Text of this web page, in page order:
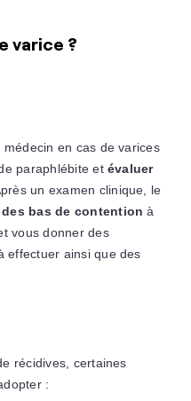
varice ?
en cas de varices
paraphlébite et évaluer
un examen clinique, le
des bas de contention à
vous donner des
effectuer ainsi que des
récidives, certaines
: